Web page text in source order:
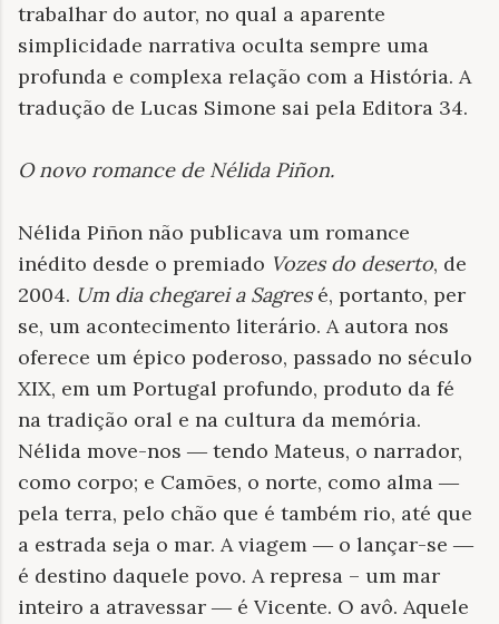
trabalhar do autor, no qual a aparente
simplicidade narrativa oculta sempre uma
profunda e complexa relação com a História. A
tradução de Lucas Simone sai pela Editora 34.
O novo romance de Nélida Piñon.
Nélida Piñon não publicava um romance
inédito desde o premiado Vozes do deserto, de
2004. Um dia chegarei a Sagresé, portanto, per
se, um acontecimento literário. A autora nos
oferece um épico poderoso, passado no século
XIX, em um Portugal profundo, produto da fé
na tradição oral e na cultura da memória.
Nélida move-nos ― tendo Mateus, o narrador,
como corpo; e Camões, o norte, como alma ―
pela terra, pelo chão que é também rio, até que
a estrada seja o mar. A viagem ― o lançar-se ―
é destino daquele povo. A represa – um mar
inteiro a atravessar ― é Vicente. O avô. Aquele